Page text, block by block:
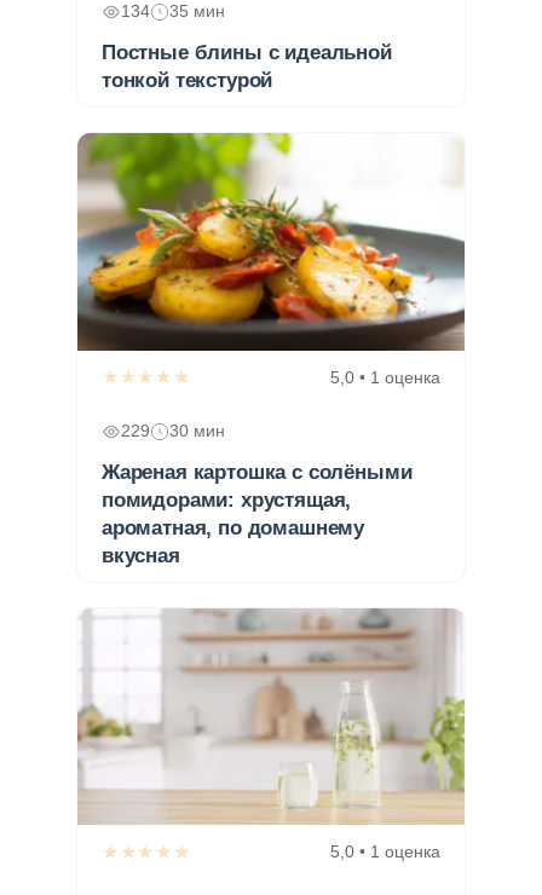
134 35 мин
Постные блины с идеальной
тонкой текстурой
★★★★★ 5,0 • 1 оценка
229 30 мин
Жареная картошка с солёными
помидорами: хрустящая,
ароматная, по домашнему
вкусная
★★★★★ 5,0 • 1 оценка